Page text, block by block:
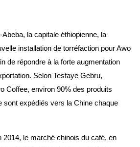
la capitale éthiopienne, la
installation de torréfaction pour Awo
de répondre à la forte augmentation
Selon Tesfaye Gebru,
Coffee, environ 90% des produits
sont expédiés vers la Chine chaque
2014, le marché chinois du café, en